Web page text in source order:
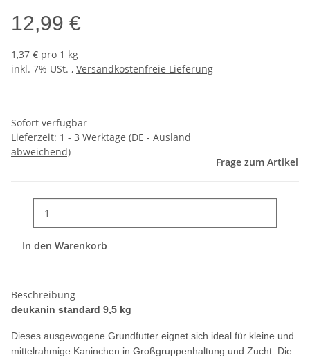
12,99 €
1,37 € pro 1 kg
inkl. 7% USt. , Versandkostenfreie Lieferung
Sofort verfügbar
Lieferzeit: 1 - 3 Werktage (DE - Ausland
abweichend)
Frage zum Artikel
In den Warenkorb
Beschreibung
deukanin standard 9,5 kg
Dieses ausgewogene Grundfutter eignet sich ideal für kleine und
mittelrahmige Kaninchen in Großgruppenhaltung und Zucht. Die